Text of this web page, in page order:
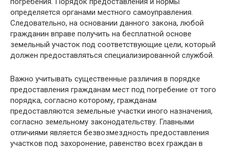
определяется органами местного самоуправления.
Следовательно, на основании данного закона, любой
гражданин вправе получить на бесплатной основе
земельный участок под соответствующие цели, который
должен предоставляться специализированной службой.
Важно учитывать существенные различия в порядке
предоставления гражданам мест под погребение от того
порядка, согласно которому, гражданам
предоставляются земельные участки иного назначения,
согласно земельному законодательству. Главными
отличиями является безвозмездность предоставления
участков под захоронение, равенство всех граждан в